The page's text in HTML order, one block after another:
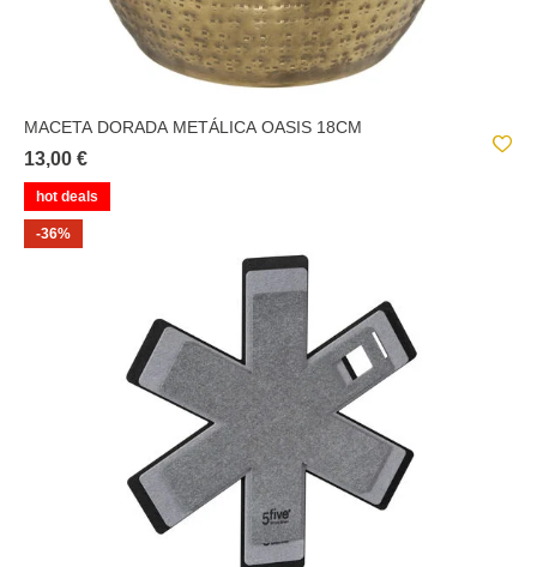
MACETA DORADA METÁLICA OASIS 18CM
13,00 €
hot deals
-36%